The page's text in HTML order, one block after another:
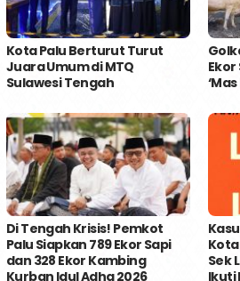
Kota Palu Berturut Turut
Juara Umum di MTQ
Sulawesi Tengah
Di Tengah Krisis! Pemkot
Palu Siapkan 789 Ekor Sapi
dan 328 Ekor Kambing
Kurban Idul Adha 2026
Sek
Ikuti